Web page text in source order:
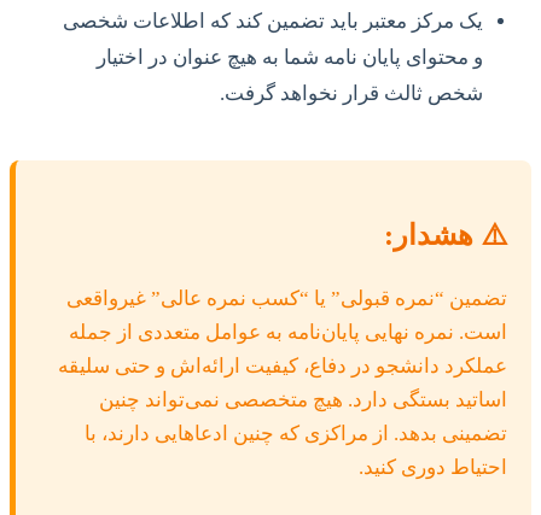
یک مرکز معتبر باید تضمین کند که اطلاعات شخصی
و محتوای پایان نامه شما به هیچ عنوان در اختیار
شخص ثالث قرار نخواهد گرفت.
⚠️ هشدار:
تضمین “نمره قبولی” یا “کسب نمره عالی” غیرواقعی
است. نمره نهایی پایان‌نامه به عوامل متعددی از جمله
عملکرد دانشجو در دفاع، کیفیت ارائه‌اش و حتی سلیقه
اساتید بستگی دارد. هیچ متخصصی نمی‌تواند چنین
تضمینی بدهد. از مراکزی که چنین ادعاهایی دارند، با
احتیاط دوری کنید.